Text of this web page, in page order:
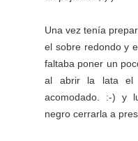
Una vez tenía
el sobre redondo y
faltaba poner un
al abrir la lata el
acomodado. :-) y
negro cerrarla a